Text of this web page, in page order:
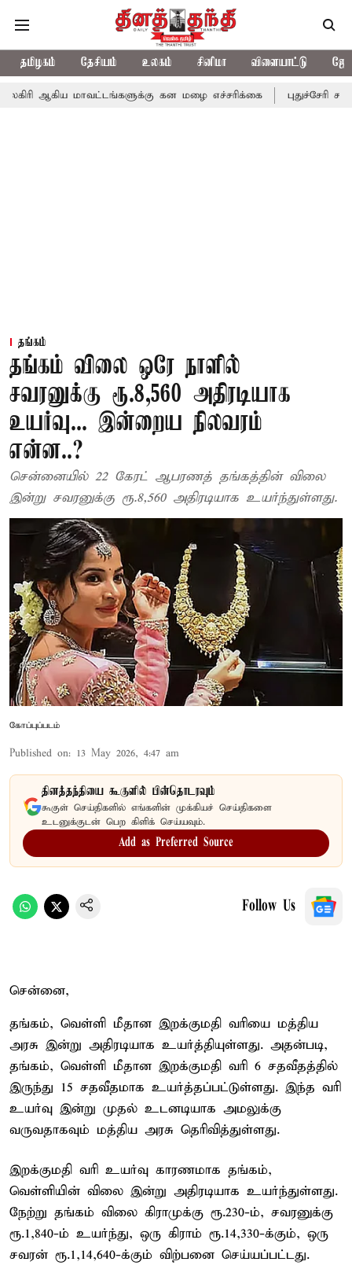
தமிழகம் தேசியம் உலகம் சினிமா விளையாட்டு
மாவட்டங்களுக்கு கன மழை எச்சரிக்கை புதுச்சேரி சட்டசபையில்
தங்கம்
தங்கம் விலை ஒரே நாளில்
சவரனுக்கு ரூ.8,560 அதிரடியாக
உயர்வு... இன்றைய நிலவரம்
என்ன..?
சென்னையில் 22 கேரட் ஆபரணத் தங்கத்தின் விலை
இன்று சவரனுக்கு ரூ.8,560 அதிரடியாக உயர்ந்துள்ளது.
கோப்புப்படம்
Published on: 13 May 2026, 4:47 am
தினத்தந்தியை கூகுளில் பின்தொடரவும்
கூகுள் செய்திகளில் எங்களின் முக்கியச் செய்திகளை
உடனுக்குடன் பெற கிளிக் செய்யவும்.
Add as Preferred Source
Follow Us
சென்னை,
தங்கம், வெள்ளி மீதான இறக்குமதி வரியை மத்திய
அரசு இன்று அதிரடியாக உயர்த்தியுள்ளது. அதன்படி,
தங்கம், வெள்ளி மீதான இறக்குமதி வரி 6 சதவீதத்தில்
இருந்து 15 சதவீதமாக உயர்த்தப்பட்டுள்ளது. இந்த வரி
உயர்வு இன்று முதல் உடனடியாக அமலுக்கு
வருவதாகவும் மத்திய அரசு தெரிவித்துள்ளது.
இறக்குமதி வரி உயர்வு காரணமாக தங்கம்,
வெள்ளியின் விலை இன்று அதிரடியாக உயர்ந்துள்ளது.
நேற்று தங்கம் விலை கிராமுக்கு ரூ.230-ம், சவரனுக்கு
ரூ.1,840-ம் உயர்ந்து, ஒரு கிராம் ரூ.14,330-க்கும், ஒரு
சவரன் ரூ.1,14,640-க்கும் விற்பனை செய்யப்பட்டது.